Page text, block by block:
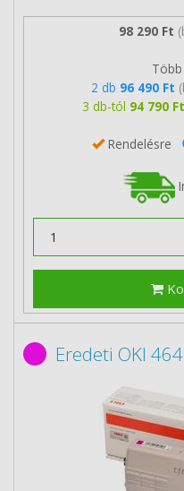
98 290 Ft
2 db 96 490 Ft
3 db-tól 94 790 Ft
Rendelésre
Eredeti OKI